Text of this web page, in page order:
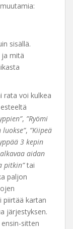
sisällä.
ja mitä
rata voi kulkea
, ”Ryömi
, ”Kiipeä
3 kepin
aidan
pitkin”tai
paljon
piirtää kartan
järjestyksen.
sitten